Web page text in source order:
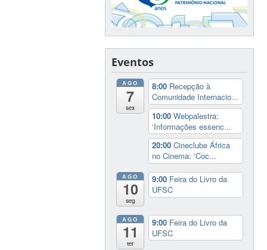
Eventos
AGO
7
sex
8:00 Recepção à
Comunidade Internacio...
10:00Webpalestra:
‘Informações essenc...
20:00Cineclube África
no Cinema: ‘Coc...
AGO
10
seg
9:00 Feira do Livro da
UFSC
AGO
11
ter
9:00 Feira do Livro da
UFSC